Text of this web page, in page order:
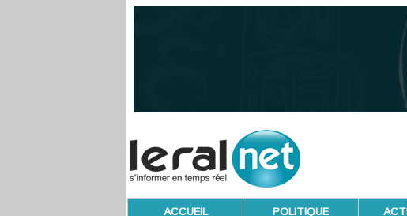
ACCUEIL POLITIQUE